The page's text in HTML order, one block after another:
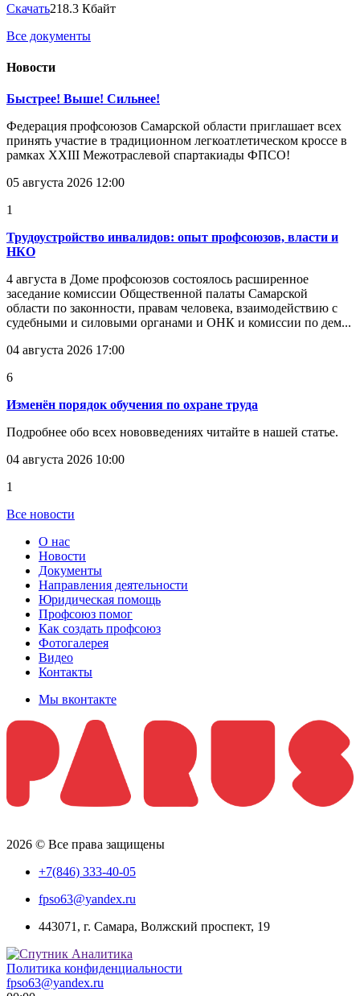
Скачать218.3 Кбайт
Все документы
Новости
Быстрее! Выше! Сильнее!
Федерация профсоюзов Самарской области приглашает всех
принять участие в традиционном легкоатлетическом кроссе в
рамках XXIII Межотраслевой спартакиады ФПСО!
05 августа 2026 12:00
1
Трудоустройство инвалидов: опыт профсоюзов, власти и
НКО
4 августа в Доме профсоюзов состоялось расширенное
заседание комиссии Общественной палаты Самарской
области по законности, правам человека, взаимодействию с
судебными и силовыми органами и ОНК и комиссии по дем...
04 августа 2026 17:00
6
Изменён порядок обучения по охране труда
Подробнее обо всех нововведениях читайте в нашей статье.
04 августа 2026 10:00
1
Все новости
О нас
Новости
Документы
Направления деятельности
Юридическая помощь
Профсоюз помог
Как создать профсоюз
Фотогалерея
Видео
Контакты
Мы вконтакте
2026 © Все права защищены
+7(846) 333-40-05
fpso63@yandex.ru
443071, г. Самара, Волжский проспект, 19
Политика конфиденциальности
fpso63@yandex.ru